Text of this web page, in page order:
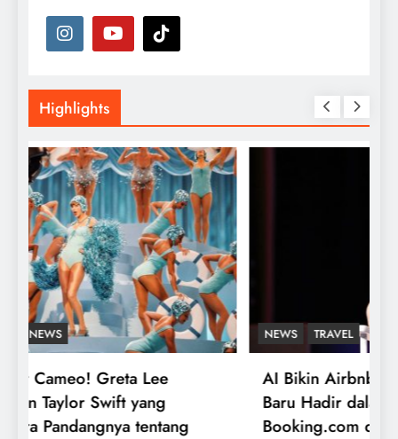
Highlights
NEWS TRAVEL
AI Bikin Airbnb Melaju Kencang! Produk
Baru Hadir dalam 6 Minggu,
Booking.com dan Expedia Mulai